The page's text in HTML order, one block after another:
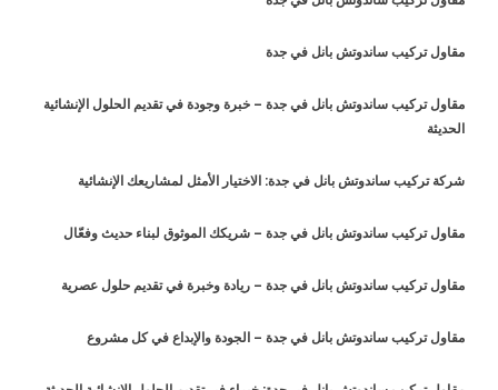
مقاول تركيب ساندوتش بانل في جدة
مقاول تركيب ساندوتش بانل في جدة – خبرة وجودة في تقديم الحلول الإنشائية
الحديثة
شركة تركيب ساندوتش بانل في جدة: الاختيار الأمثل لمشاريعك الإنشائية
مقاول تركيب ساندوتش بانل في جدة – شريكك الموثوق لبناء حديث وفعّال
مقاول تركيب ساندوتش بانل في جدة – ريادة وخبرة في تقديم حلول عصرية
مقاول تركيب ساندوتش بانل في جدة – الجودة والإبداع في كل مشروع